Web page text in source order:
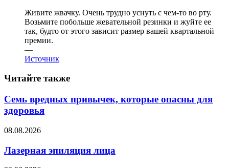
Живите жвачку. Очень трудно уснуть с чем-то во рту.
Возьмите побольше жевательной резинки и жуйте ее
так, будто от этого зависит размер вашей квартальной
премии.
—
Источник
Читайте также
Семь вредных привычек, которые опасны для
здоровья
08.08.2026
Лазерная эпиляция лица